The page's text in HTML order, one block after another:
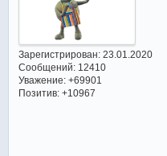
Зарегистрирован: 23.01.2020
Сообщений:12410
Уважение: +69901
Позитив: +10967